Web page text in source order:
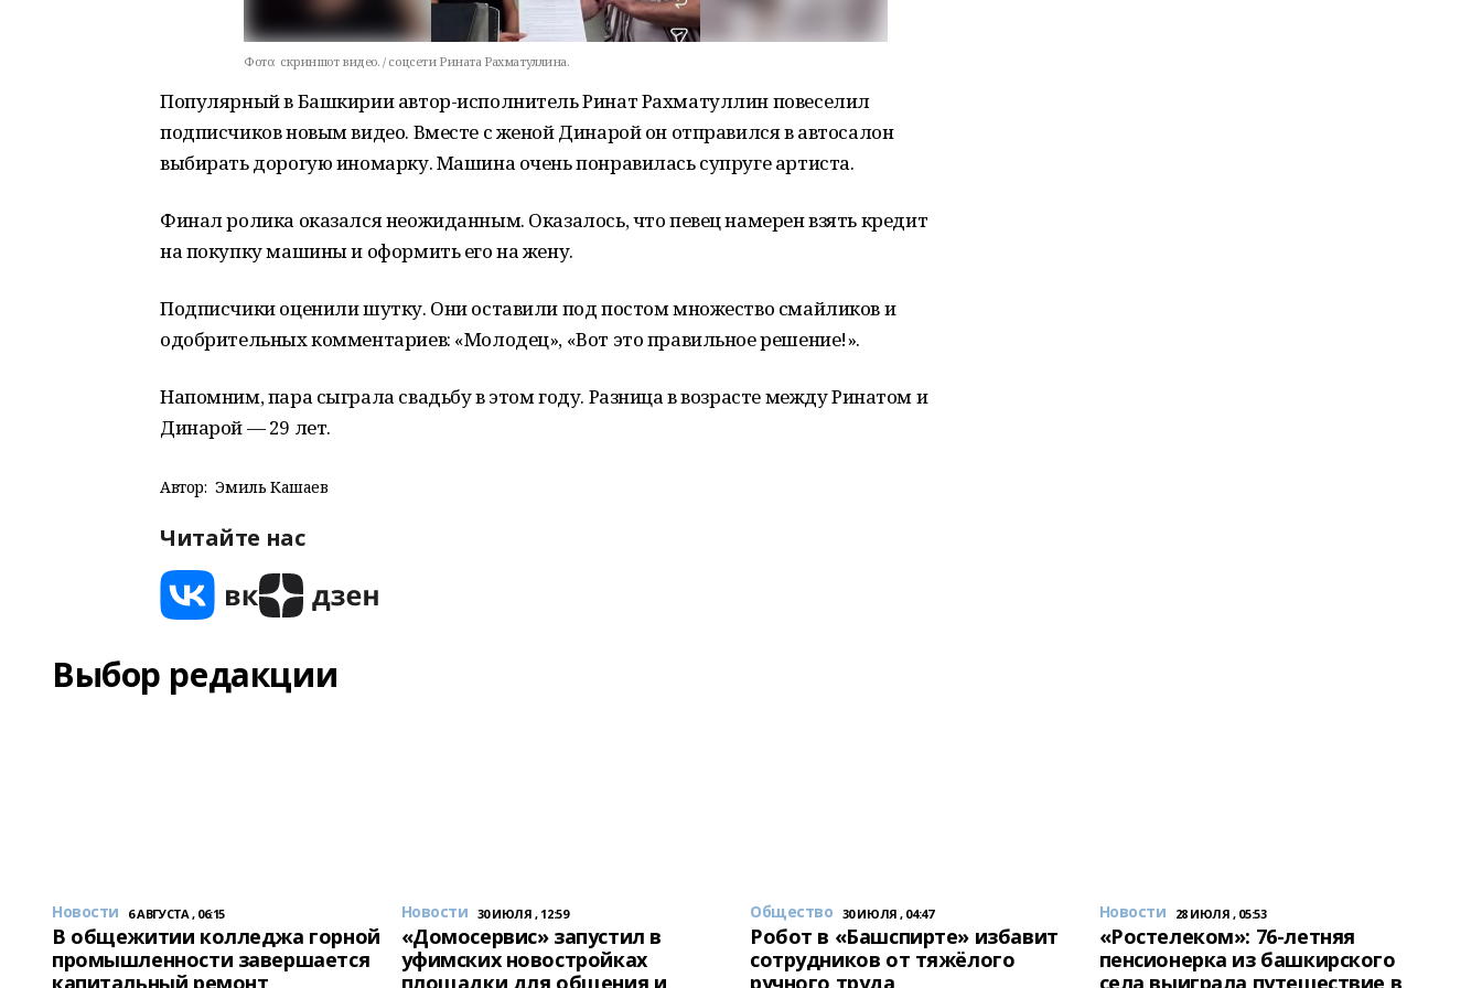
Фото: скриншот видео. / соцсети Рината Рахматуллина.
Популярный в Башкирии автор-исполнитель Ринат Рахматуллин повеселил
подписчиков новым видео. Вместе с женой Динарой он отправился в автосалон
выбирать дорогую иномарку. Машина очень понравилась супруге артиста.
Финал ролика оказался неожиданным. Оказалось, что певец намерен взять кредит
на покупку машины и оформить его на жену.
Подписчики оценили шутку. Они оставили под постом множество смайликов и
одобрительных комментариев: «Молодец», «Вот это правильное решение!».
Напомним, пара сыграла свадьбу в этом году. Разница в возрасте между Ринатом и
Динарой — 29 лет.
Автор: Эмиль Кашаев
Читайте нас
Выбор редакции
Новости 6 АВГУСТА , 06:15
В общежитии колледжа горной
промышленности завершается
капитальный ремонт
Новости 30 ИЮЛЯ , 12:59
«Домосервис» запустил в
уфимских новостройках
площадки для общения и
Общество 30 ИЮЛЯ , 04:47
Робот в «Башспирте» избавит
сотрудников от тяжёлого
ручного труда
Новости 28 ИЮЛЯ , 05:53
«Ростелеком»: 76-летняя
пенсионерка из башкирского
села выиграла путешествие в